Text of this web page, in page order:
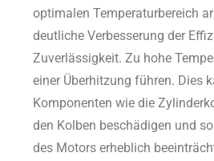
optimalen Temperaturbereich
deutliche Verbesserung der
Zuverlässigkeit. Zu hohe
einer Überhitzung führen. Dies
Komponenten wie die
den Kolben beschädigen und
des Motors erheblich